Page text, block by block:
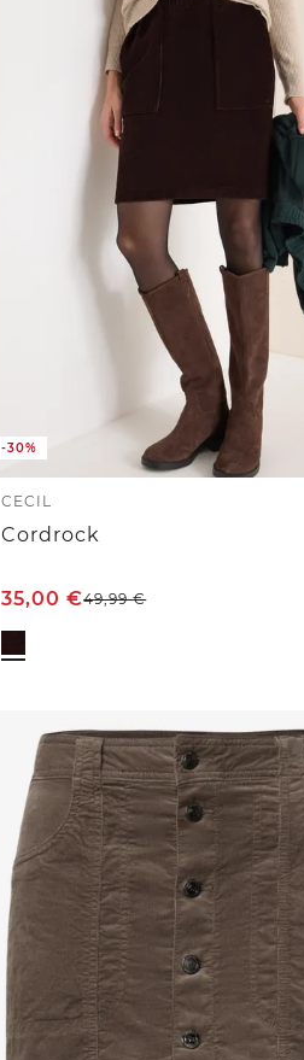
-30%
CECIL
Cordrock
35,00€49,99€